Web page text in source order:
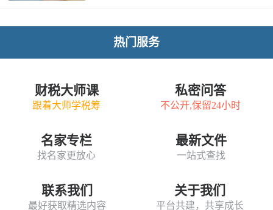
热门服务
财税大师课
跟着大师学税筹
私密问答
不公开,保留24小时
名家专栏
找名家更放心
最新文件
一站式查找
联系我们
最好获取精选内容
关于我们
平台共建，共享成长